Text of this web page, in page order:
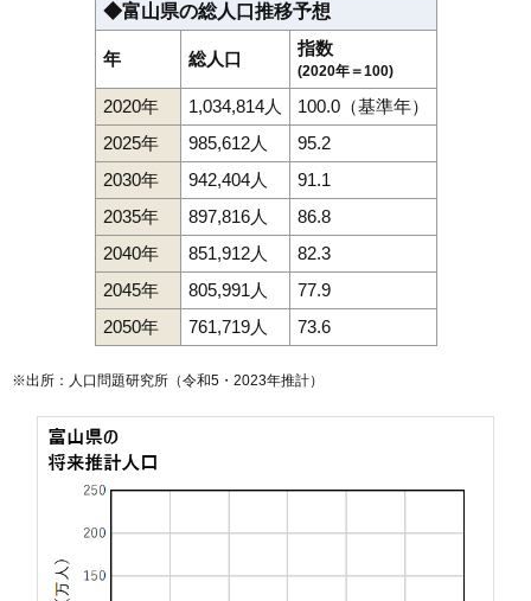
◆富山県の総人口推移予想
年 総人口
指数
(2020年＝100)
2020年 1,034,814人
100.0（基準年）
2025年
985,612人
95.2
2030年
942,404人
91.1
2035年
897,816人
86.8
2040年
851,912人
82.3
2045年
805,991人
77.9
2050年
761,719人 73.6
※出所：人口問題研究所（令和5・2023年推計）